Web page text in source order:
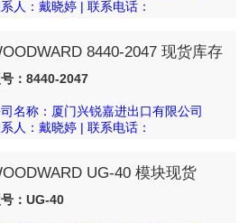
人：戴晓婷 | 联系电话：
8440-2047 现货库存
：8440-2047
名称：厦门兴锐嘉进出口有限公司
人：戴晓婷 | 联系电话：
UG-40 模块现货
：UG-40